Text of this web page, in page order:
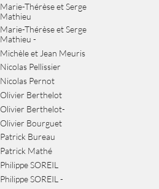
Marie-Thérèse et Serge
Mathieu
Marie-Thérèse et Serge
Mathieu -
Michèle et Jean Meuris
Nicolas Pellissier
Nicolas Pernot
Olivier Berthelot
Olivier Berthelot-
Olivier Bourguet
Patrick Bureau
Patrick Mathé
Philippe SOREIL
Philippe SOREIL -